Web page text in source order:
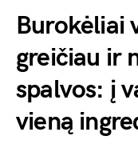
Burokėliai
greičiau ir
spalvos: į
vieną